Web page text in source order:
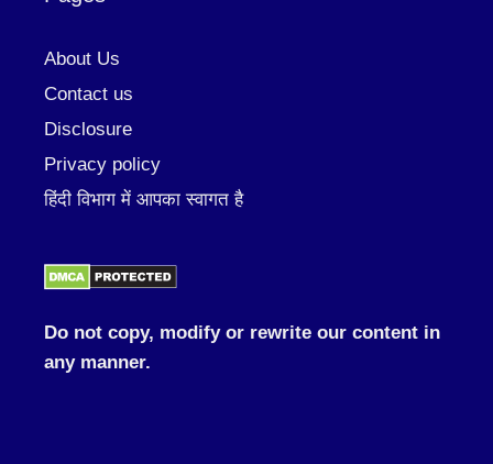
About Us
Contact us
Disclosure
Privacy policy
हिंदी विभाग में आपका स्वागत है
Do not copy, modify or rewrite our content in
any manner.